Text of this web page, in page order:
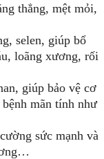
thẳng, mệt mỏi,
selen, giúp bổ
loãng xương, rối
giúp bảo vệ cơ
mãn tính như
sức mạnh và